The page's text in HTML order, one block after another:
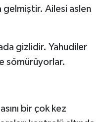
gelmiştir. Ailesi aslen
gizlidir. Yahudiler
sömürüyorlar.
bir çok kez